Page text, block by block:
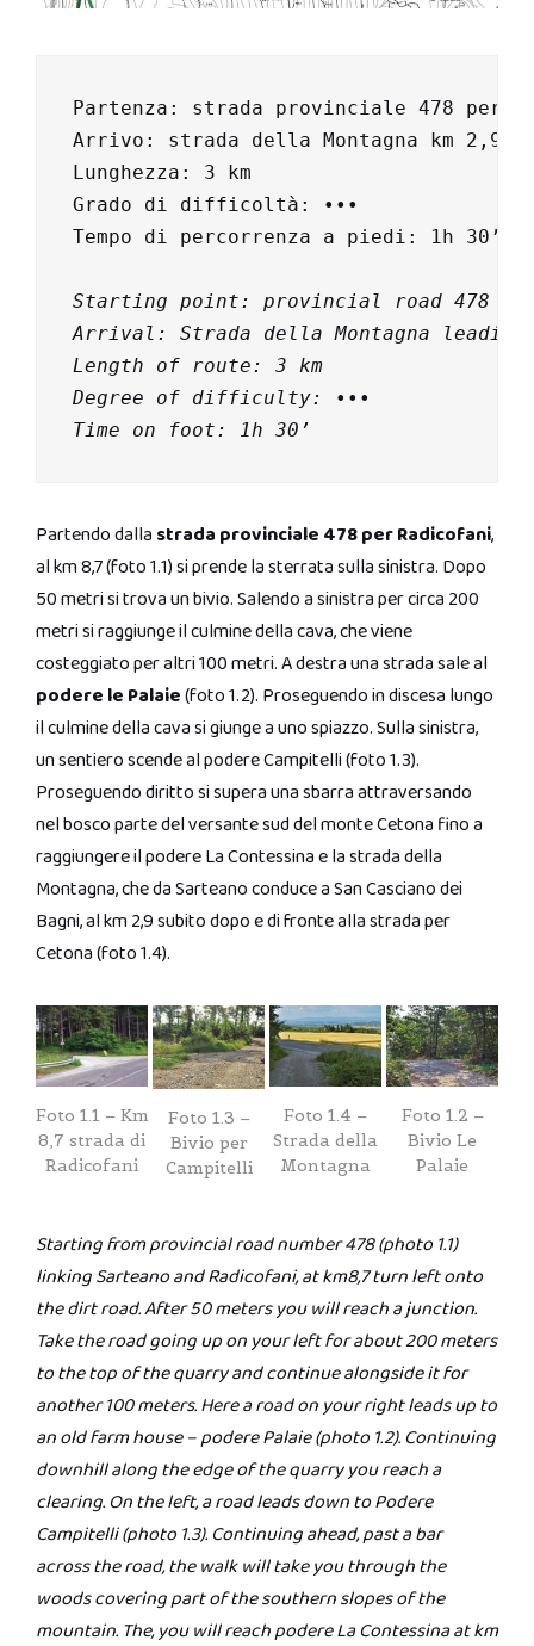
Partenza: strada provinciale 478 per
Arrivo: strada della Montagna km 2,9
Lunghezza: 3 km
Grado di difficoltà: •••
Tempo di percorrenza a piedi: 1h 30’
Starting point: provincial road 478
Arrival: Strada della Montagna leading
Length of route: 3 km
Degree of difficulty: •••
Time on foot: 1h 30’
Partendo dalla strada provinciale 478 per Radicofani,
al km 8,7 (foto 1.1) si prende la sterrata sulla sinistra. Dopo
50 metri si trova un bivio. Salendo a sinistra per circa 200
metri si raggiunge il culmine della cava, che viene
costeggiato per altri 100 metri. A destra una strada sale al
podere le Palaie(foto 1.2). Proseguendo in discesa lungo
il culmine della cava si giunge a uno spiazzo. Sulla sinistra,
un sentiero scende al podere Campitelli (foto 1.3).
Proseguendo diritto si supera una sbarra attraversando
nel bosco parte del versante sud del monte Cetona fino a
raggiungere il podere La Contessina e la strada della
Montagna, che da Sarteano conduce a San Casciano dei
Bagni, al km 2,9 subito dopo e di fronte alla strada per
Cetona (foto 1.4).
Foto 1.1 – Km
8,7 strada di
Radicofani
Foto 1.3 –
Bivio per
Campitelli
Foto 1.4 –
Strada della
Montagna
Foto 1.2 –
Bivio Le
Palaie
Starting from provincial road number 478 (photo 1.1)
linking Sarteano and Radicofani, at km8,7 turn left onto
the dirt road. After 50 meters you will reach a junction.
Take the road going up on your left for about 200 meters
to the top of the quarry and continue alongside it for
another 100 meters. Here a road on your right leads up to
an old farm house – podere Palaie (photo 1.2). Continuing
downhill along the edge of the quarry you reach a
clearing. On the left, a road leads down to Podere
Campitelli (photo 1.3). Continuing ahead, past a bar
across the road, the walk will take you through the
woods covering part of the southern slopes of the
mountain. The, you will reach podere La Contessina at km